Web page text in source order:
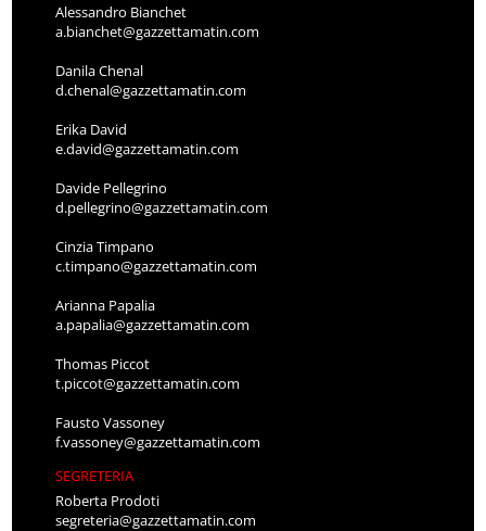
Alessandro Bianchet
a.bianchet@gazzettamatin.com
Danila Chenal
d.chenal@gazzettamatin.com
Erika David
e.david@gazzettamatin.com
Davide Pellegrino
d.pellegrino@gazzettamatin.com
Cinzia Timpano
c.timpano@gazzettamatin.com
Arianna Papalia
a.papalia@gazzettamatin.com
Thomas Piccot
t.piccot@gazzettamatin.com
Fausto Vassoney
f.vassoney@gazzettamatin.com
SEGRETERIA
Roberta Prodoti
segreteria@gazzettamatin.com